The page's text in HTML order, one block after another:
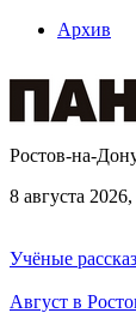
Архив
Ростов-на-
8 августа
Учёные
Август в